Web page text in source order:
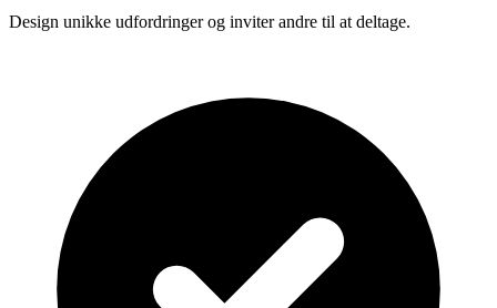
Design unikke udfordringer og inviter andre til at deltage.